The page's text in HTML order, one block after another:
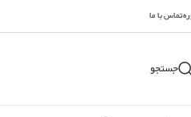
تماس با ما
جستجو